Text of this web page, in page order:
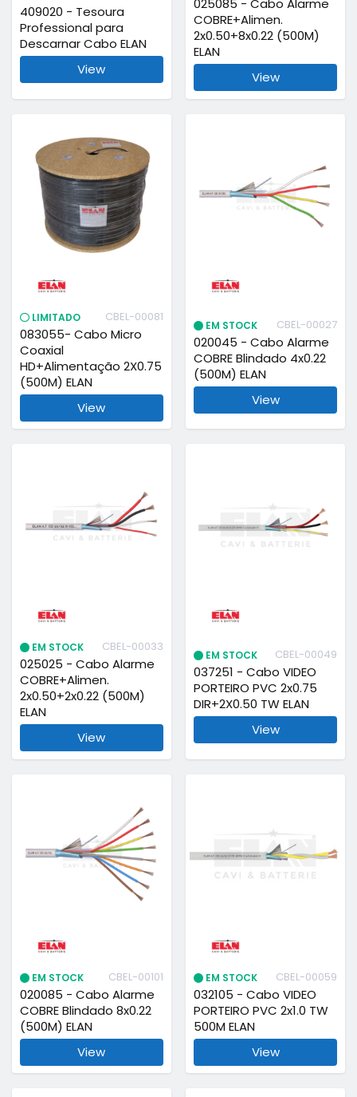
409020 - Tesoura
Professional para
Descarnar Cabo ELAN
View
025085 - Cabo Alarme
COBRE+Alimen.
2x0.50+8x0.22 (500M)
ELAN
View
LIMITADO CBEL-00081
083055- Cabo Micro
Coaxial
HD+Alimentação 2X0.75
(500M) ELAN
View
EM STOCK CBEL-00027
020045 - Cabo Alarme
COBRE Blindado 4x0.22
(500M) ELAN
View
EM STOCK CBEL-00033
025025 - Cabo Alarme
COBRE+Alimen.
2x0.50+2x0.22 (500M)
ELAN
View
EM STOCK CBEL-00049
037251 - Cabo VIDEO
PORTEIRO PVC 2x0.75
DIR+2X0.50 TW ELAN
View
EM STOCK CBEL-00101
020085 - Cabo Alarme
COBRE Blindado 8x0.22
(500M) ELAN
View
EM STOCK CBEL-00059
032105 - Cabo VIDEO
PORTEIRO PVC 2x1.0 TW
500M ELAN
View